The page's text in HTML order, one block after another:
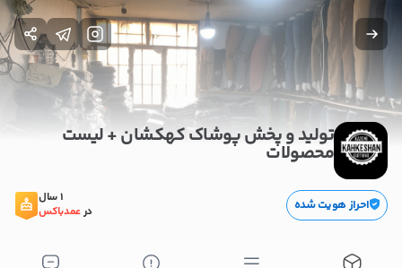
تولید و پخش پوشاک کهکشان + لیست
محصولات
احراز هویت شده
1 سال
درعمدباکس